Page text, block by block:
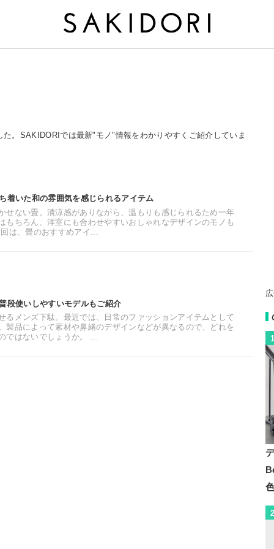
。SAKIDORIでは最新"モノ"情報をわかりやすくご紹介していま
着いた和の雰囲気を感じられるアイテム
せない畳。清涼感がありながら、温もりも感じられるため一年
もちろん、洋室にも合わせやすいおしゃれなデザインのモノも
は、畳のおすすめアイ...
段使いしやすいモデルもご紹介
るメンズ下駄。最近では、日常のファッションアイテムとして
製品によって素材や鼻緒のデザインなどが異なるので、どれを
ではないでしょうか。 ...